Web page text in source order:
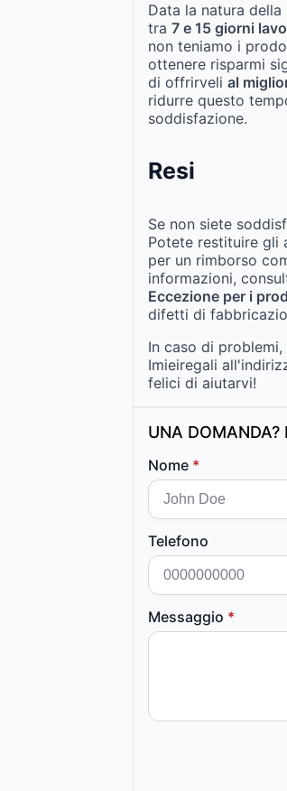
Data la natura
tra 7 e 15 giorni
non teniamo i
ottenere risparmi
di offrirveli al
ridurre questo
soddisfazione.
Resi
Se non siete
Potete restituire gli
per un rimborso
informazioni,
Eccezione per i
difetti di
In caso di
Imieiregali
felici di aiutarvi!
UNA
Nome *
Telefono
Messaggio *